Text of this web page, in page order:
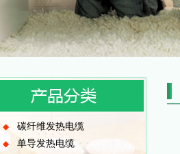
◆ 碳纤维发热电缆
◆ 单导发热电缆